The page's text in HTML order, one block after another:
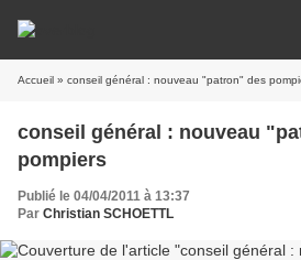
Accueil » conseil général : nouveau "patron" des
conseil général : nouveau
pompiers
Publié le 04/04/2011 à 13:37
Par Christian SCHOETTL